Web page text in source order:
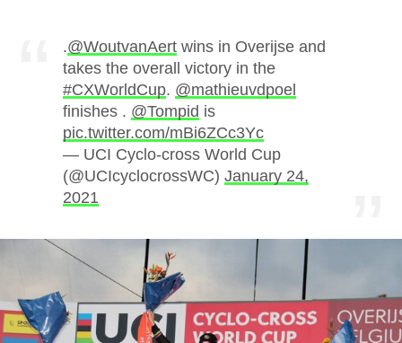
.@WoutvanAertwins in Overijse and
takes the overall victory in the
#CXWorldCup. @mathieuvdpoel
finishes . @Tompid is
pic.twitter.com/mBi6ZCc3Yc
— UCI Cyclo-cross World Cup
(@UCIcyclocrossWC) January 24,
2021